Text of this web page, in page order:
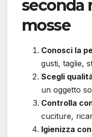
seconda
mosse
Conosci la
gusti, taglie,
Scegli
un oggetto
Controlla
cuciture,
Igienizza